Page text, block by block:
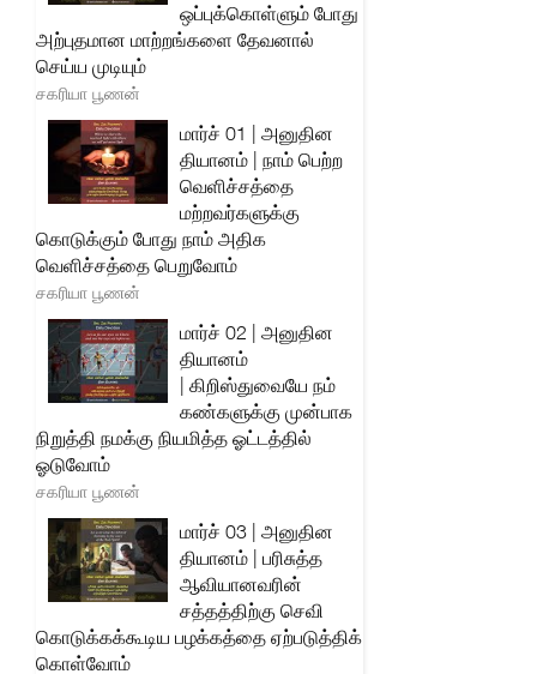
ஒப்புக்கொள்ளும் போது
அற்புதமான மாற்றங்களை தேவனால்
செய்ய முடியும்
சகரியா பூணன்
மார்ச் 01 | அனுதின
தியானம் | நாம் பெற்ற
வெளிச்சத்தை
மற்றவர்களுக்கு
கொடுக்கும் போது நாம் அதிக
வெளிச்சத்தை பெறுவோம்
சகரியா பூணன்
மார்ச் 02 | அனுதின
தியானம்
| கிறிஸ்துவையே நம்
கண்களுக்கு முன்பாக
நிறுத்தி நமக்கு நியமித்த ஓட்டத்தில்
ஓடுவோம்
சகரியா பூணன்
மார்ச் 03 | அனுதின
தியானம் | பரிசுத்த
ஆவியானவரின்
சத்தத்திற்கு செவி
கொடுக்கக்கூடிய பழக்கத்தை ஏற்படுத்திக்
கொள்வோம்